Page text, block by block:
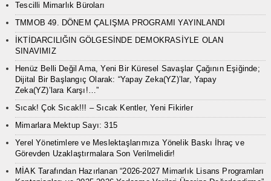
Tescilli Mimarlık Büroları
TMMOB 49. DÖNEM ÇALIŞMA PROGRAMI YAYINLANDI
İKTİDARCILIĞIN GÖLGESİNDE DEMOKRASİYLE OLAN
SINAVIMIZ
Henüz Belli Değil Ama, Yeni Bir Küresel Savaşlar Çağının Eşiğinde;
Dijital Bir Başlangıç Olarak: “Yapay Zeka(YZ)’lar, Yapay
Zeka(YZ)’lara Karşı!…”
Sıcak! Çok Sıcak!!! – Sıcak Kentler, Yeni Fikirler
Mimarlara Mektup Sayı: 315
Yerel Yönetimlere ve Meslektaşlarımıza Yönelik Baskı İhraç ve
Görevden Uzaklaştırmalara Son Verilmelidir!
MİAK Tarafından Hazırlanan “2026-2027 Mimarlık Lisans Programları